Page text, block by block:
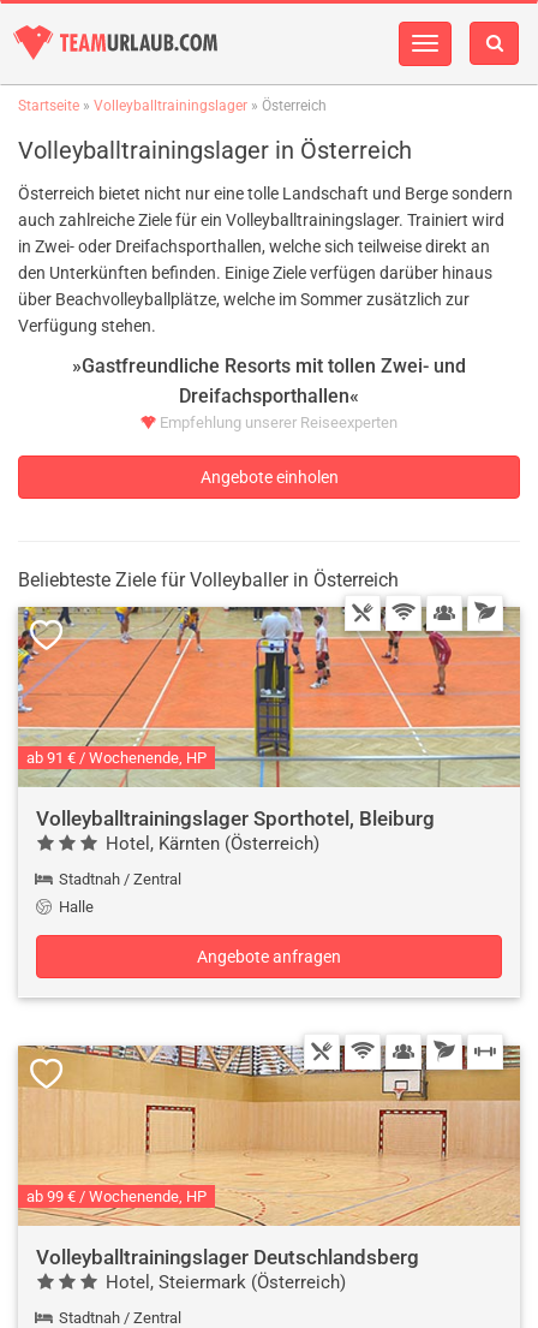
Navigation
Startseite » Volleyballtrainingslager » Österreich
Volleyballtrainingslager in Österreich
Österreich bietet nicht nur eine tolle Landschaft und Berge sondern
auch zahlreiche Ziele für ein Volleyballtrainingslager. Trainiert wird
in Zwei- oder Dreifachsporthallen, welche sich teilweise direkt an
den Unterkünften befinden. Einige Ziele verfügen darüber hinaus
über Beachvolleyballplätze, welche im Sommer zusätzlich zur
Verfügung stehen.
»Gastfreundliche Resorts mit tollen Zwei- und
Dreifachsporthallen«
Empfehlung unserer Reiseexperten
Angebote einholen
Beliebteste Ziele für Volleyballer in Österreich
ab 91 € / Wochenende, HP
Volleyballtrainingslager Sporthotel, Bleiburg
Hotel, Kärnten (Österreich)
Stadtnah / Zentral
Halle
Angebote anfragen
ab 99 € / Wochenende, HP
Volleyballtrainingslager Deutschlandsberg
Hotel, Steiermark (Österreich)
Stadtnah / Zentral